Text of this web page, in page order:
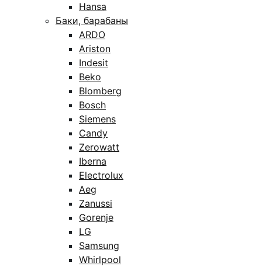
Hansa
Баки, барабаны
ARDO
Ariston
Indesit
Beko
Blomberg
Bosch
Siemens
Candy
Zerowatt
Iberna
Electrolux
Aeg
Zanussi
Gorenje
LG
Samsung
Whirlpool